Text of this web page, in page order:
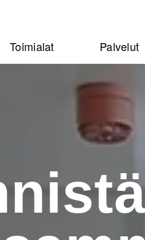
Toimialat Palvelut